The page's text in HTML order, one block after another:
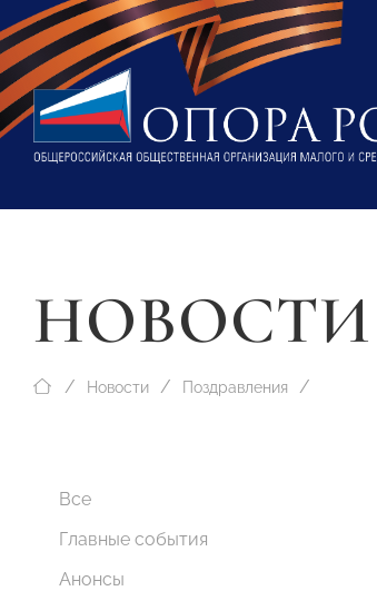
НОВОСТИ
Новости Поздравления
Все
Главные события
Анонсы